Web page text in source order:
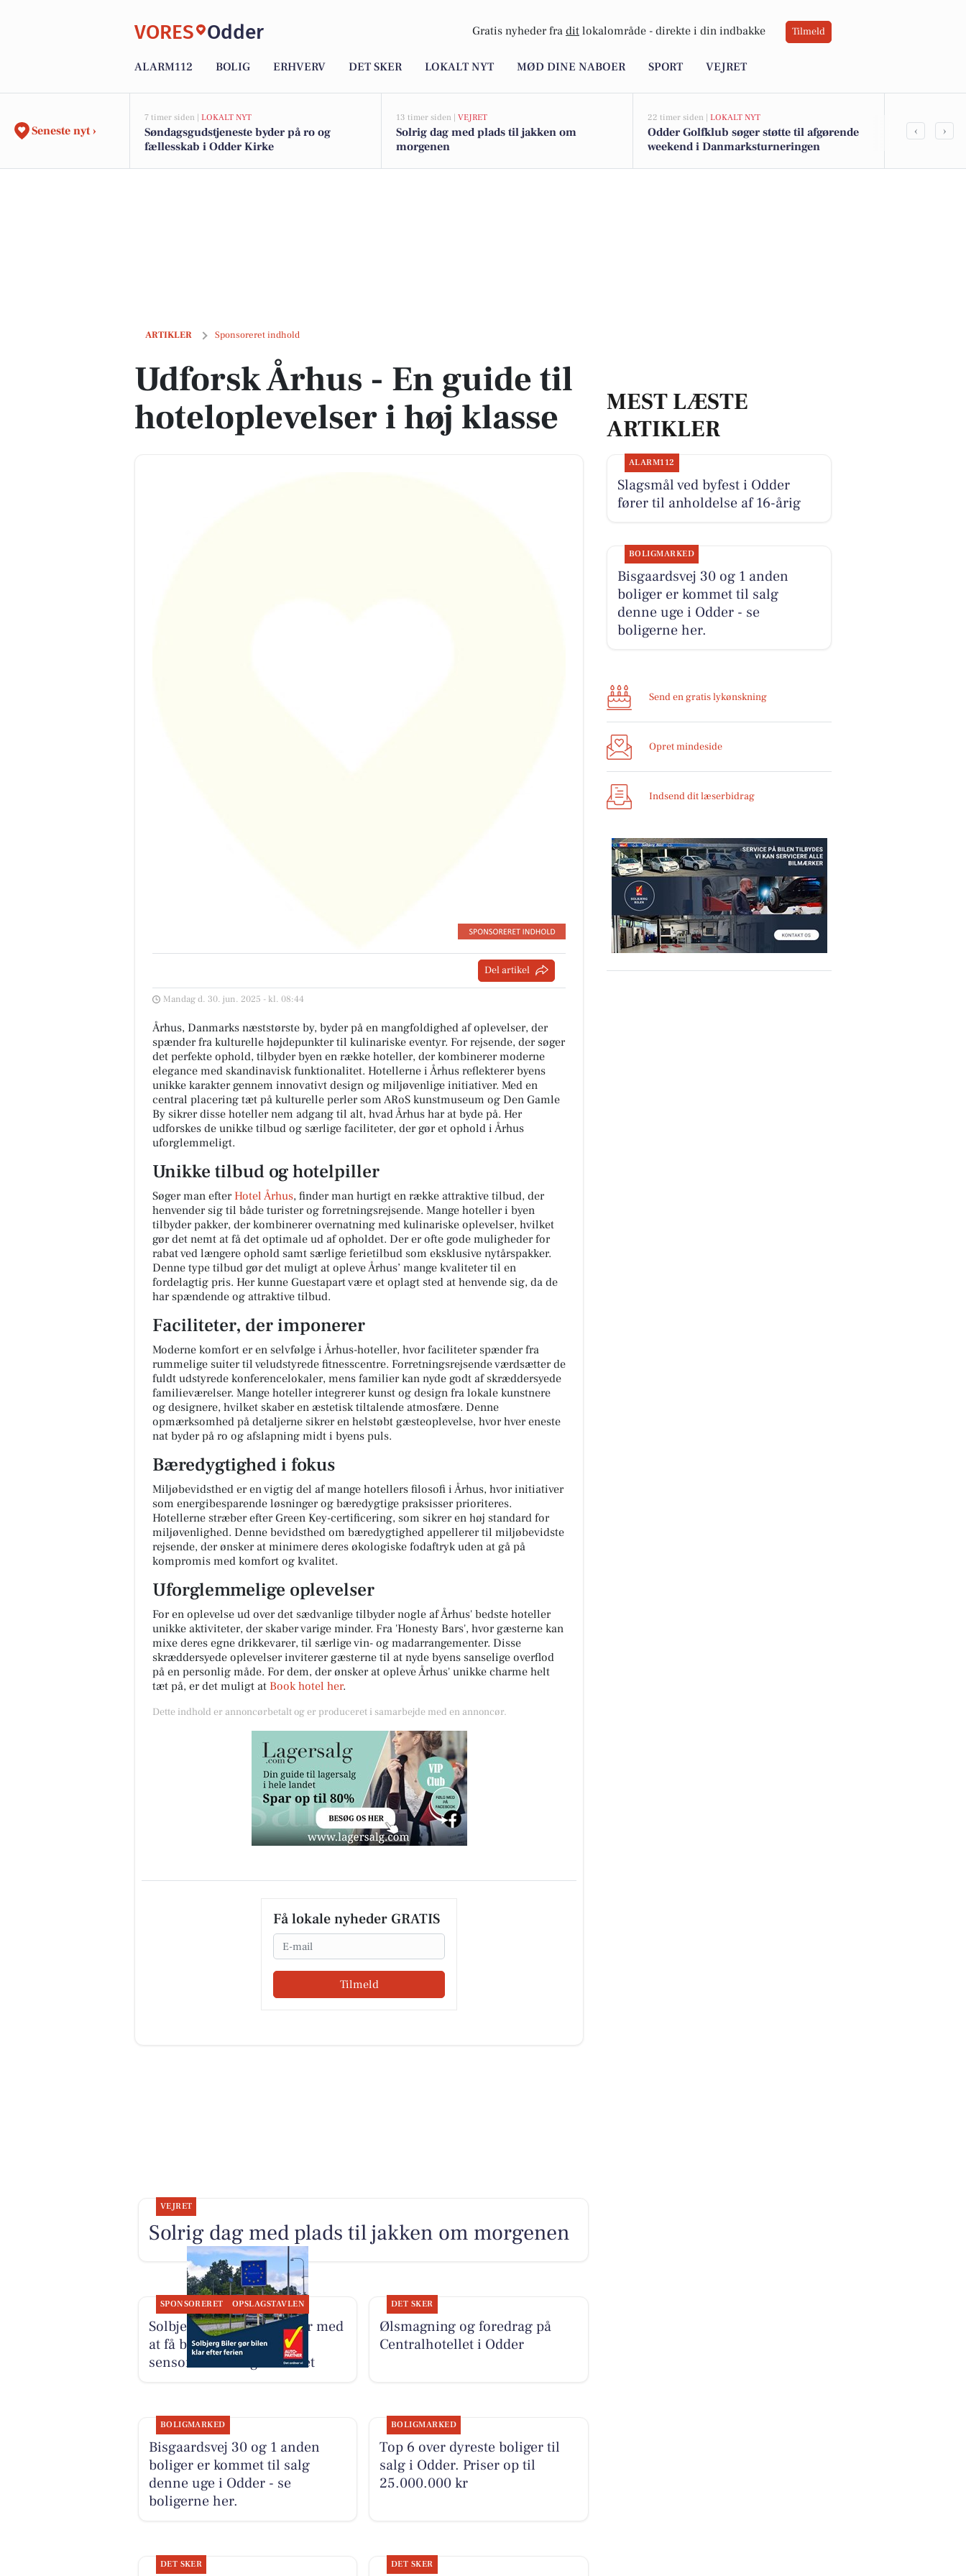
VORES Odder Gratis nyheder fra dit lokalområde - direkte i din indbakke Tilmeld
ALARM112 BOLIG ERHVERV DET SKER LOKALT NYT MØD DINE NABOER SPORT VEJRET
Seneste nyt ›
7 timer siden | LOKALT NYT
Søndagsgudstjeneste byder på ro og
fællesskab i Odder Kirke
13 timer siden | VEJRET
Solrig dag med plads til jakken om
morgenen
22 timer siden | LOKALT NYT
Odder Golfklub søger støtte til afgørende
weekend i Danmarksturneringen
Odder
‹ ›
ARTIKLER Sponsoreret indhold
Udforsk Århus - En guide til hoteloplevelser i høj klasse
Udforsk Århus - En guide til
hoteloplevelser i høj klasse
Del artikel
Mandag d. 30. jun. 2025 - kl. 08:44
Århus, Danmarks næststørste by, byder på en mangfoldighed af oplevelser, der
spænder fra kulturelle højdepunkter til kulinariske eventyr. For rejsende, der søger
det perfekte ophold, tilbyder byen en række hoteller, der kombinerer moderne
elegance med skandinavisk funktionalitet. Hotellerne i Århus reflekterer byens
unikke karakter gennem innovativt design og miljøvenlige initiativer. Med en
central placering tæt på kulturelle perler som ARoS kunstmuseum og Den Gamle
By sikrer disse hoteller nem adgang til alt, hvad Århus har at byde på. Her
udforskes de unikke tilbud og særlige faciliteter, der gør et ophold i Århus
uforglemmeligt.
Unikke tilbud og hotelpiller
Søger man efter Hotel Århus, finder man hurtigt en række attraktive tilbud, der
henvender sig til både turister og forretningsrejsende. Mange hoteller i byen
tilbyder pakker, der kombinerer overnatning med kulinariske oplevelser, hvilket
gør det nemt at få det optimale ud af opholdet. Der er ofte gode muligheder for
rabat ved længere ophold samt særlige ferietilbud som eksklusive nytårspakker.
Denne type tilbud gør det muligt at opleve Århus’ mange kvaliteter til en
fordelagtig pris. Her kunne Guestapart være et oplagt sted at henvende sig, da de
har spændende og attraktive tilbud.
Faciliteter, der imponerer
Moderne komfort er en selvfølge i Århus-hoteller, hvor faciliteter spænder fra
rummelige suiter til veludstyrede fitnesscentre. Forretningsrejsende værdsætter de
fuldt udstyrede konferencelokaler, mens familier kan nyde godt af skræddersyede
familieværelser. Mange hoteller integrerer kunst og design fra lokale kunstnere
og designere, hvilket skaber en æstetisk tiltalende atmosfære. Denne
opmærksomhed på detaljerne sikrer en helstøbt gæsteoplevelse, hvor hver eneste
nat byder på ro og afslapning midt i byens puls.
Bæredygtighed i fokus
Miljøbevidsthed er en vigtig del af mange hotellers filosofi i Århus, hvor initiativer
som energibesparende løsninger og bæredygtige praksisser prioriteres.
Hotellerne stræber efter Green Key-certificering, som sikrer en høj standard for
miljøvenlighed. Denne bevidsthed om bæredygtighed appellerer til miljøbevidste
rejsende, der ønsker at minimere deres økologiske fodaftryk uden at gå på
kompromis med komfort og kvalitet.
Uforglemmelige oplevelser
For en oplevelse ud over det sædvanlige tilbyder nogle af Århus' bedste hoteller
unikke aktiviteter, der skaber varige minder. Fra 'Honesty Bars', hvor gæsterne kan
mixe deres egne drikkevarer, til særlige vin- og madarrangementer. Disse
skræddersyede oplevelser inviterer gæsterne til at nyde byens sanselige overflod
på en personlig måde. For dem, der ønsker at opleve Århus' unikke charme helt
tæt på, er det muligt at Book hotel her.
Dette indhold er annoncørbetalt og er produceret i samarbejde med en annoncør.
Få lokale nyheder GRATIS
Email
Tilmeld
MEST LÆSTE
ARTIKLER
ALARM112
Slagsmål ved byfest i Odder
fører til anholdelse af 16-årig
BOLIGMARKED
Bisgaardsvej 30 og 1 anden
boliger er kommet til salg
denne uge i Odder - se
boligerne her.
Send en gratis lykønskning
Opret mindeside
Indsend dit læserbidrag
VEJRET
Solrig dag med plads til jakken om morgenen
SPONSORERET OPSLAGSTAVLEN
Solbjerg Biler ApS hjælper med
at få bilen klar til
sensommeren og efteråret
DET SKER
Ølsmagning og foredrag på
Centralhotellet i Odder
BOLIGMARKED
Bisgaardsvej 30 og 1 anden
boliger er kommet til salg
denne uge i Odder - se
boligerne her.
BOLIGMARKED
Top 6 over dyreste boliger til
salg i Odder. Priser op til
25.000.000 kr
DET SKER DET SKER